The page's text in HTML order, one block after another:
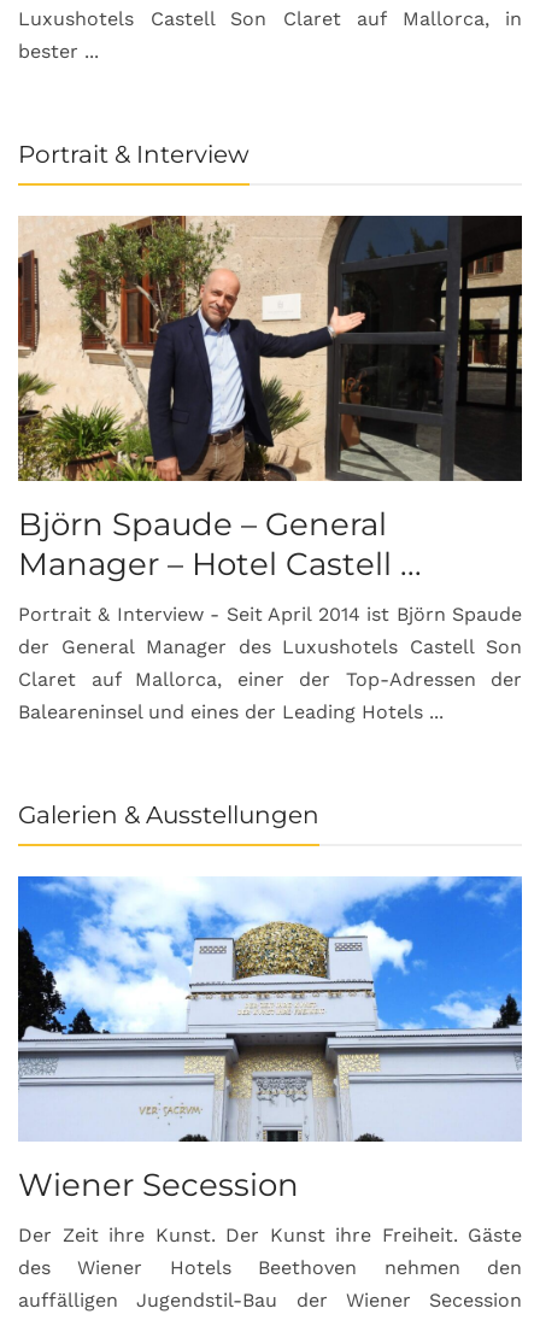
Luxushotels Castell Son Claret auf Mallorca, in
bester ...
Portrait & Interview
Björn Spaude – General
Manager – Hotel Castell ...
Portrait & Interview - Seit April 2014 ist Björn Spaude
der General Manager des Luxushotels Castell Son
Claret auf Mallorca, einer der Top-Adressen der
Baleareninsel und eines der Leading Hotels ...
Galerien & Ausstellungen
Wiener Secession
Der Zeit ihre Kunst. Der Kunst ihre Freiheit. Gäste
des Wiener Hotels Beethoven nehmen den
auffälligen Jugendstil-Bau der Wiener Secession